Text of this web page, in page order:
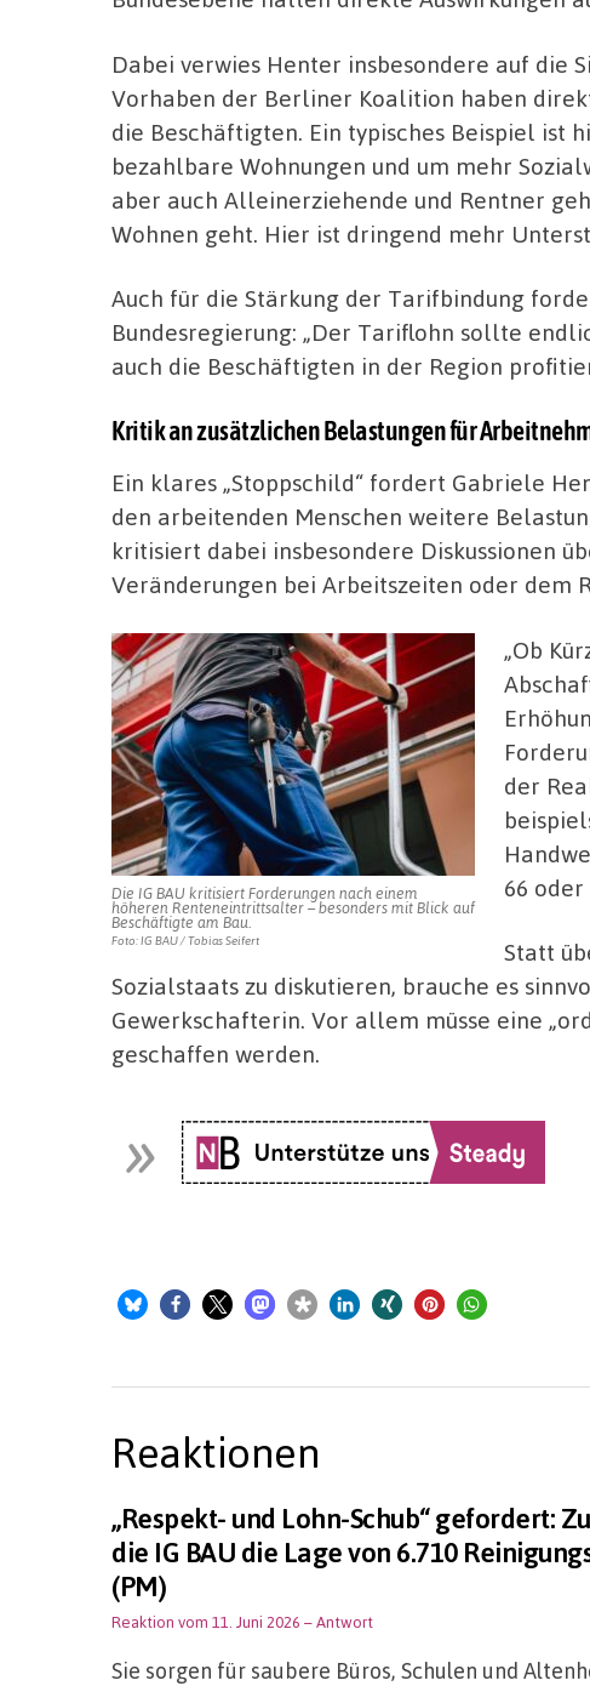
Dabei verwies Henter insbesondere auf die
Vorhaben der Berliner Koalition haben
die Beschäftigten. Ein typisches Beispiel ist
bezahlbare Wohnungen und um mehr
aber auch Alleinerziehende und Rentner
Wohnen geht. Hier ist dringend mehr
Auch für die Stärkung der Tarifbindung
Bundesregierung: „Der Tariflohn sollte
auch die Beschäftigten in der Region
Kritik an zusätzlichen Belastungen für
Ein klares „Stoppschild“ fordert Gabriele
den arbeitenden Menschen weitere
kritisiert dabei insbesondere Diskussionen
Veränderungen bei Arbeitszeiten oder dem
Die IG BAU kritisiert Forderungen nach einem
höheren Renteneintrittsalter – besonders mit Blick auf
Beschäftigte am Bau.
Foto: IG BAU / Tobias Seifert
„Ob
der
66
Statt
Sozialstaats zu diskutieren, brauche es
Gewerkschafterin. Vor allem müsse eine
geschaffen werden.
Reaktionen
„Respekt- und Lohn-Schub“ gefordert:
die IG BAU die Lage von 6.710
(PM)
Reaktion vom 11. Juni 2026 – Antwort
Sie sorgen für saubere Büros, Schulen und